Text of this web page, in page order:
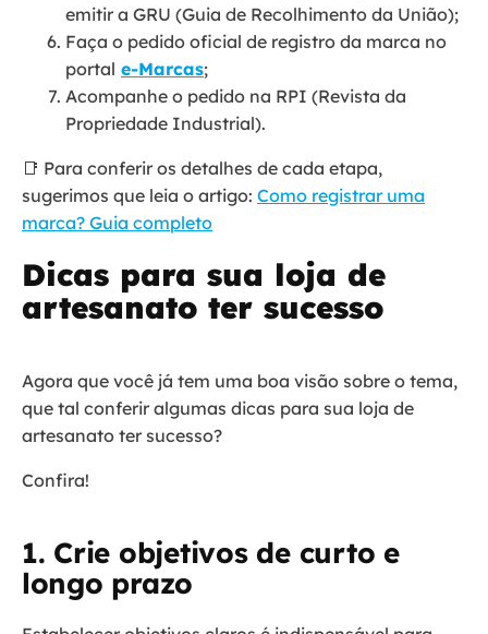
emitir a GRU (Guia de Recolhimento da União);
Faça o pedido oficial de registro da marca no
portal e-Marcas;
Acompanhe o pedido na RPI (Revista da
Propriedade Industrial).
📑 Para conferir os detalhes de cada etapa,
sugerimos que leia o artigo: Como registrar uma
marca? Guia completo
Dicas para sua loja de
artesanato ter sucesso
Agora que você já tem uma boa visão sobre o tema,
que tal conferir algumas dicas para sua loja de
artesanato ter sucesso?
Confira!
1. Crie objetivos de curto e
longo prazo